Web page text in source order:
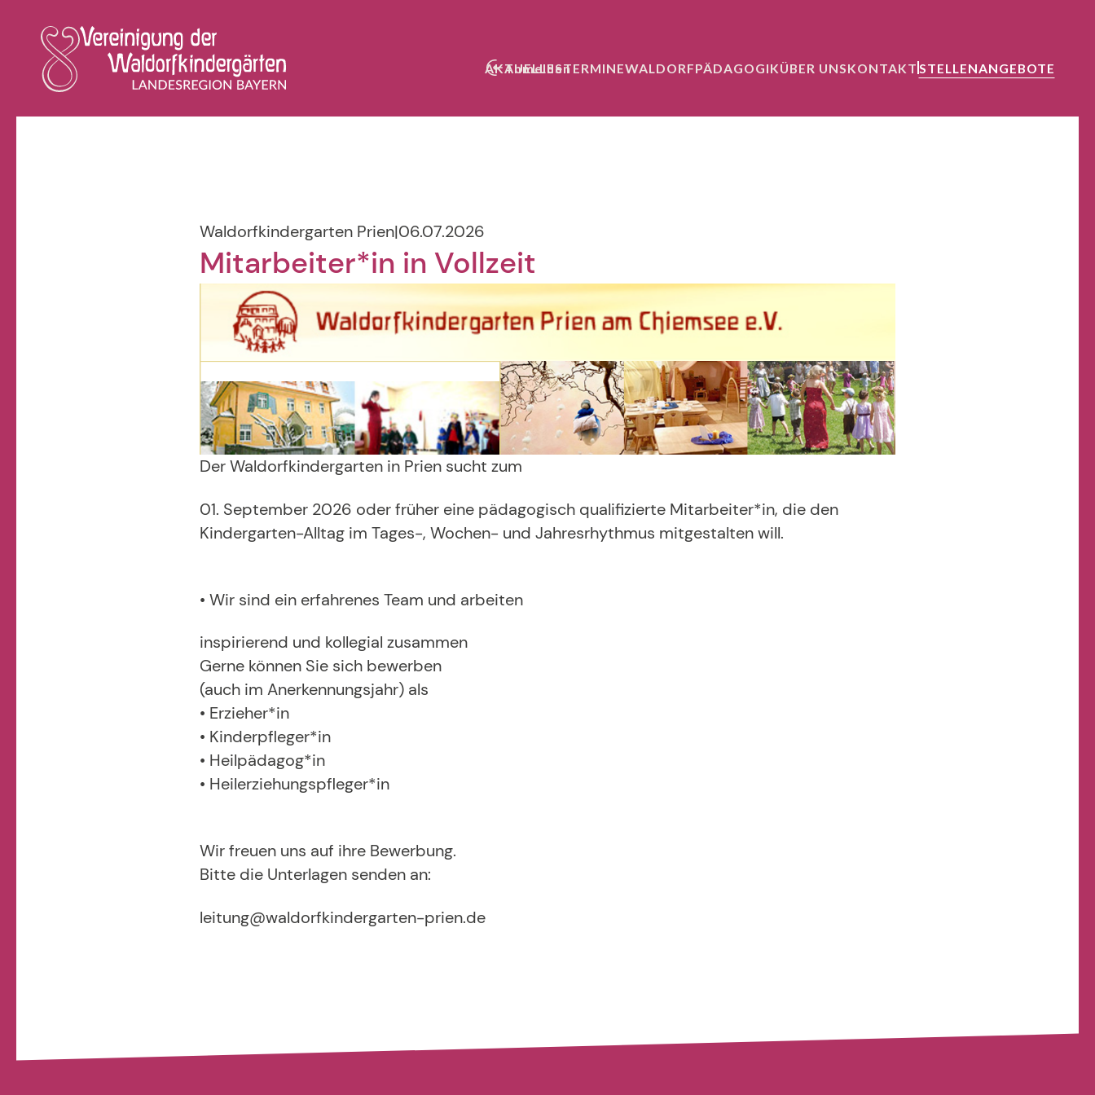
AKTUELLESTERMINEWALDORFPÄDAGOGIKÜBER UNSKONTAKT STELLENANGEBOTE
Anmelden
Waldorfkindergarten Prien|06.07.2026
Mitarbeiter*in in Vollzeit
Der Waldorfkindergarten in Prien sucht zum
01. September 2026 oder früher eine pädagogisch qualifizierte Mitarbeiter*in, die den
Kindergarten-Alltag im Tages-, Wochen- und Jahresrhythmus mitgestalten will.
• Wir sind ein erfahrenes Team und arbeiten
inspirierend und kollegial zusammen
Gerne können Sie sich bewerben
(auch im Anerkennungsjahr) als
• Erzieher*in
• Kinderpfleger*in
• Heilpädagog*in
• Heilerziehungspfleger*in
Wir freuen uns auf ihre Bewerbung.
Bitte die Unterlagen senden an:
leitung@waldorfkindergarten-prien.de